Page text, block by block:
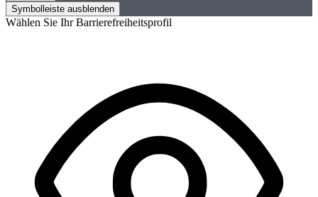
Symbolleiste ausblenden
Wählen Sie Ihr Barrierefreiheitsprofil